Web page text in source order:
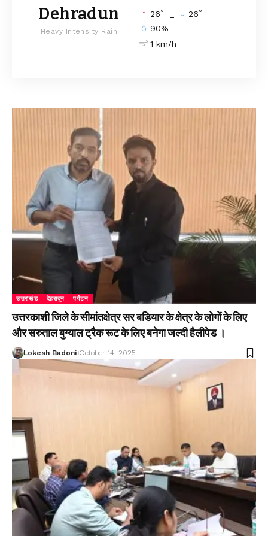
Dehradun
Heavy Intensity Rain
26° 26°
90%
1 km/h
उत्तराखंड देहरादून पर्यटन
उत्तरकाशी जिले के सीमांतक्षेत्र सर बडियार के क्षेत्र के लोगों के लिए
और सरुताल बुग्याल ट्रैक रूट के लिए बनेगा जल्दी हैलीपेड ।
Lokesh Badoni October 14, 2025